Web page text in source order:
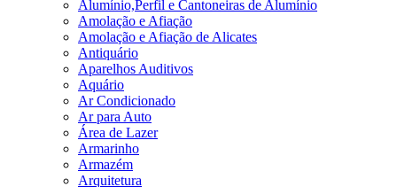
Alumínio,Perfil e Cantoneiras de Alumínio
Amolação e Afiação
Amolação e Afiação de Alicates
Antiquário
Aparelhos Auditivos
Aquário
Ar Condicionado
Ar para Auto
Área de Lazer
Armarinho
Armazém
Arquitetura